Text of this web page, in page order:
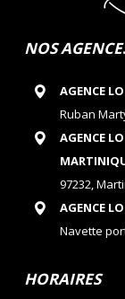
NOS
AGENCE
Ruban
AGENCE
97232,
AGENCE
Navette
HORAIRES